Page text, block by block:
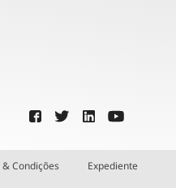
Condições Expediente